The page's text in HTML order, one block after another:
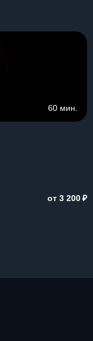
60 мин.
от 3 200₽